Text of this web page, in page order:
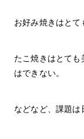
お好み焼きはとて
たこ焼きはとて
はできない。
などなど、課題は